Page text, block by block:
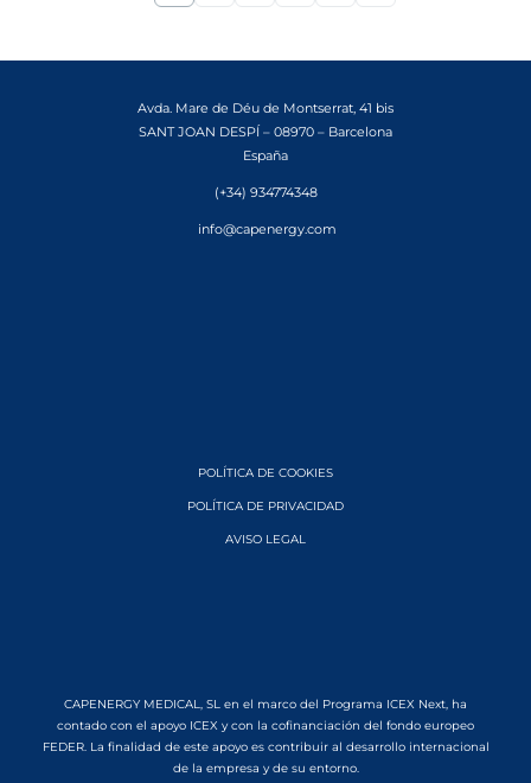
Avda. Mare de Déu de Montserrat, 41 bis
SANT JOAN DESPÍ – 08970 – Barcelona
España
(+34) 934774348
info@capenergy.com
POLÍTICA DE COOKIES
POLÍTICA DE PRIVACIDAD
AVISO LEGAL
CAPENERGY MEDICAL, SL en el marco del Programa ICEX Next, ha
contado con el apoyo ICEX y con la cofinanciación del fondo europeo
FEDER. La finalidad de este apoyo es contribuir al desarrollo internacional
de la empresa y de su entorno.